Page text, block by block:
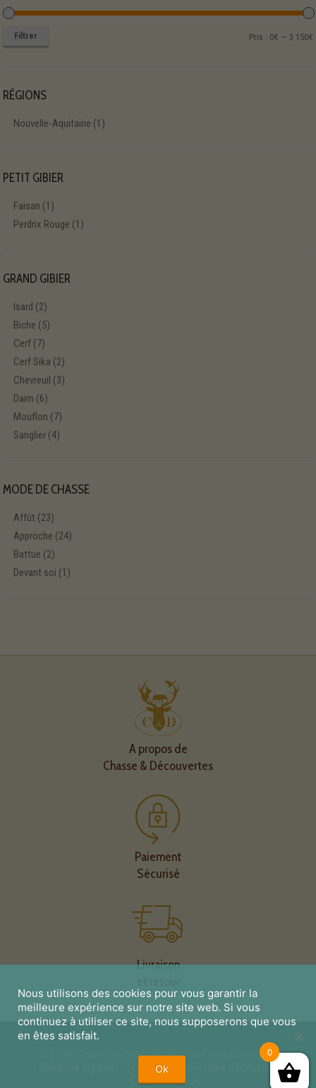
Filtrer Prix : 0€ — 3 150€
RÉGIONS
Nouvelle-Aquitaine (1)
PETIT GIBIER
Faisan (1)
Perdrix Rouge (1)
GRAND GIBIER
Isard (2)
Biche (5)
Cerf (7)
Cerf Sika (2)
Chevreuil (3)
Daim (6)
Mouflon (7)
Sanglier (4)
MODE DE CHASSE
Affût (23)
Approche (24)
Battue (2)
Devant soi (1)
A propos de
Chasse & Découvertes
Paiement
Sécurisé
Livraison
© 2026 Chasse et découvertes. Tous droits réservés.
Conditions générales d’utilisation
Contactez nous
0
Nous utilisons des cookies pour vous garantir la
meilleure expérience sur notre site web. Si vous
continuez à utiliser ce site, nous supposerons que vous
en êtes satisfait.
Ok